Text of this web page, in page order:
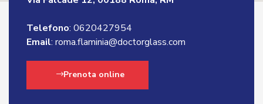
Telefono: 0620427954
Email: roma.flaminia@doctorglass.com
Prenota online